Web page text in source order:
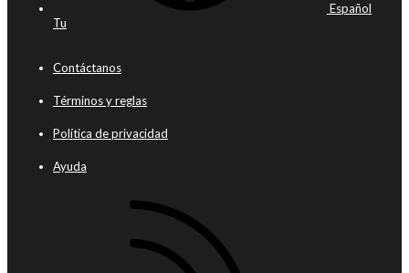
Español
Tu
Contáctanos
Términos y reglas
Política de privacidad
Ayuda